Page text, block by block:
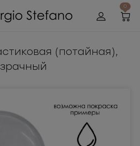
0
(потайная),